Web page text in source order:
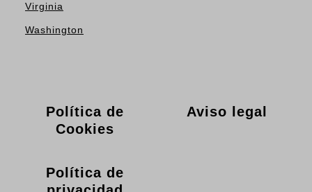
Virginia
Washington
Política de
Cookies
Aviso legal
Política de